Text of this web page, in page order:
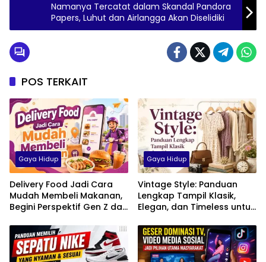
Namanya Tercatat dalam Skandal Pandora
Papers, Luhut dan Airlangga Akan Diselidiki
POS TERKAIT
Gaya Hidup
Delivery Food Jadi Cara
Mudah Membeli Makanan,
Begini Perspektif Gen Z dan
Gaya Hidup
Vintage Style: Panduan
Lengkap Tampil Klasik,
Elegan, dan Timeless untuk